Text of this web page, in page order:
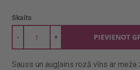
Skaits
+
- PIEVIENOT
Sauss un augļains rozā vīns ar meža